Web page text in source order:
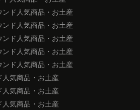
ド人気商品・お土産
ド人気商品・お土産
ド人気商品・お土産
ド人気商品・お土産
ド人気商品・お土産
気商品・お土産
気商品・お土産
気商品・お土産